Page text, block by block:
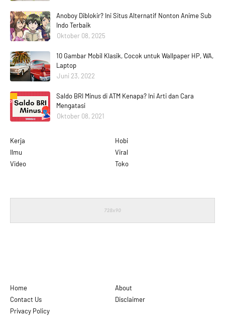
Anoboy Diblokir? Ini Situs Alternatif Nonton Anime Sub
Indo Terbaik
Oktober 08, 2025
10 Gambar Mobil Klasik, Cocok untuk Wallpaper HP, WA,
Laptop
Juni 23, 2022
Saldo BRI Minus di ATM Kenapa? Ini Arti dan Cara
Mengatasi
Oktober 08, 2021
Kerja
Hobi
Ilmu
Viral
Video
Toko
Home
About
Contact Us
Disclaimer
Privacy Policy